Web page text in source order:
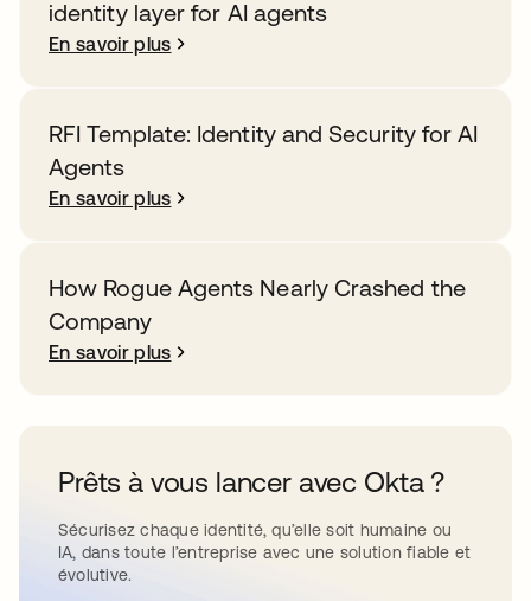
identity layer for AI agents
En savoir plus
RFI Template: Identity and Security for AI
Agents
En savoir plus
How Rogue Agents Nearly Crashed the
Company
En savoir plus
Prêts à vous lancer avec Okta ?
Sécurisez chaque identité, qu’elle soit humaine ou
IA, dans toute l’entreprise avec une solution fiable et
évolutive.